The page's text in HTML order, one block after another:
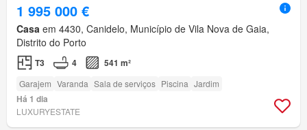
1 995 000 €
Casa em 4430, Canidelo, Município de Vila Nova de Gaia,
Distrito do Porto
T3 4 541 m²
Garajem Varanda Sala de serviços Piscina Jardim
Há 1 dia
LUXURYESTATE